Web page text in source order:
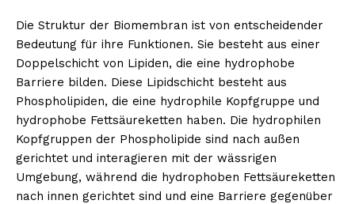
Die Struktur der Biomembran ist von entscheidender
Bedeutung für ihre Funktionen. Sie besteht aus einer
Doppelschicht von Lipiden, die eine hydrophobe
Barriere bilden. Diese Lipidschicht besteht aus
Phospholipiden, die eine hydrophile Kopfgruppe und
hydrophobe Fettsäureketten haben. Die hydrophilen
Kopfgruppen der Phospholipide sind nach außen
gerichtet und interagieren mit der wässrigen
Umgebung, während die hydrophoben Fettsäureketten
nach innen gerichtet sind und eine Barriere gegenüber